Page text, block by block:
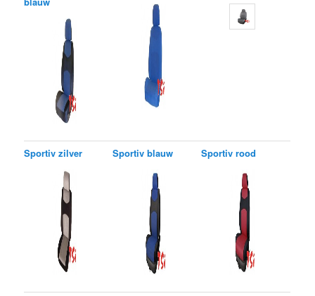
Sportiv zilver Sportiv blauw Sportiv rood